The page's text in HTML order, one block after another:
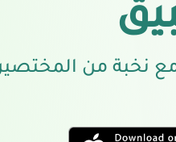
نخبة من